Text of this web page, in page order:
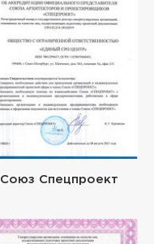
Союз Спецпроект